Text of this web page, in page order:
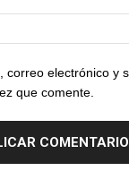
correo electrónico y
que comente.